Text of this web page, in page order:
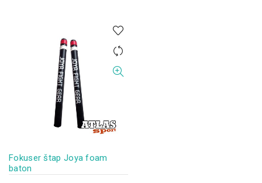
Fokuser štap Joya foam
baton